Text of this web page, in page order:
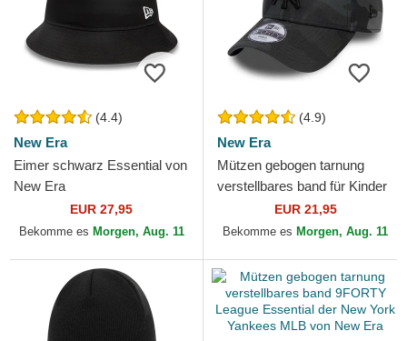
(4.4)
New Era
Eimer schwarz Essential von
New Era
EUR 27,95
Bekomme es Morgen, Aug. 11
(4.9)
New Era
Mützen gebogen tarnung
verstellbares band für Kinder
9FORTY League Essential
der New York Yankees...
EUR 21,95
Bekomme es Morgen, Aug. 11